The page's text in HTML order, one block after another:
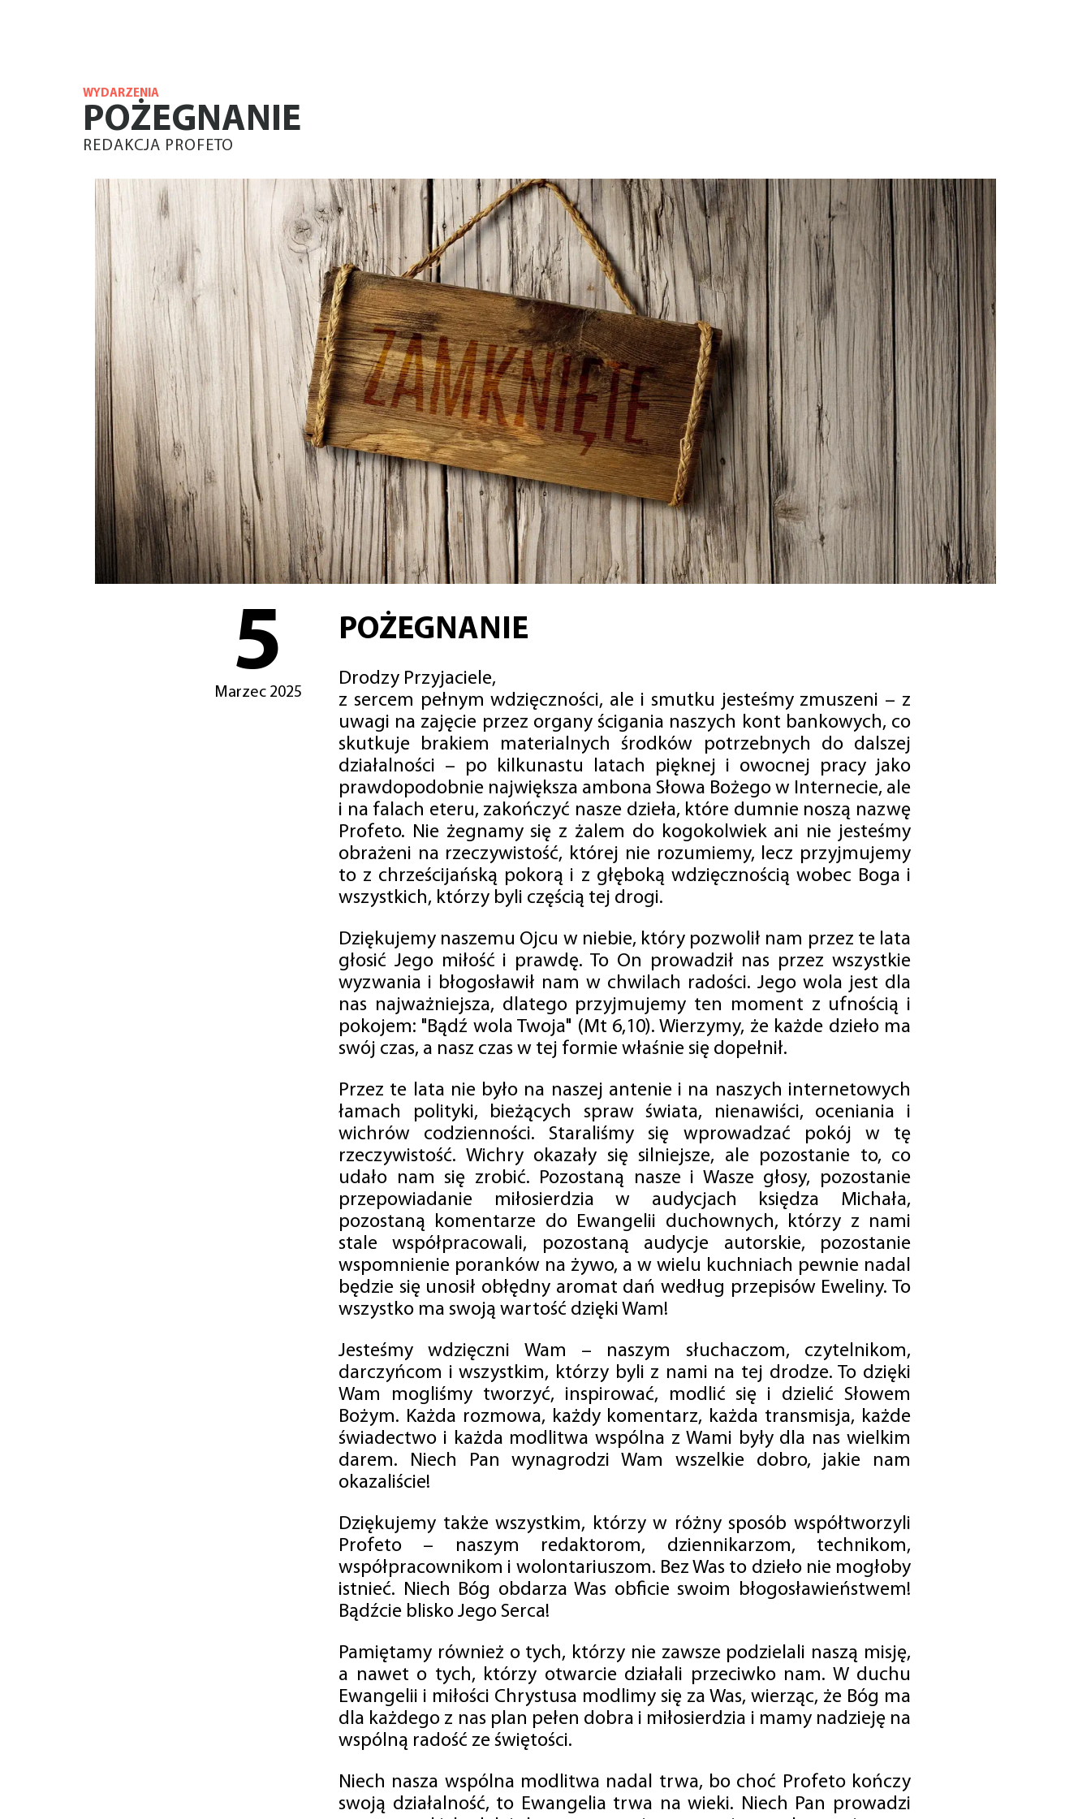
WYDARZENIA
POŻEGNANIE
REDAKCJA PROFETO
5
Marzec 2025
POŻEGNANIE
Drodzy Przyjaciele,
z sercem pełnym wdzięczności, ale i smutku jesteśmy zmuszeni – z
uwagi na zajęcie przez organy ścigania naszych kont bankowych, co
skutkuje brakiem materialnych środków potrzebnych do dalszej
działalności – po kilkunastu latach pięknej i owocnej pracy jako
prawdopodobnie największa ambona Słowa Bożego w Internecie, ale
i na falach eteru, zakończyć nasze dzieła, które dumnie noszą nazwę
Profeto. Nie żegnamy się z żalem do kogokolwiek ani nie jesteśmy
obrażeni na rzeczywistość, której nie rozumiemy, lecz przyjmujemy
to z chrześcijańską pokorą i z głęboką wdzięcznością wobec Boga i
wszystkich, którzy byli częścią tej drogi.
Dziękujemy naszemu Ojcu w niebie, który pozwolił nam przez te lata
głosić Jego miłość i prawdę. To On prowadził nas przez wszystkie
wyzwania i błogosławił nam w chwilach radości. Jego wola jest dla
nas najważniejsza, dlatego przyjmujemy ten moment z ufnością i
pokojem: "Bądź wola Twoja" (Mt 6,10). Wierzymy, że każde dzieło ma
swój czas, a nasz czas w tej formie właśnie się dopełnił.
Przez te lata nie było na naszej antenie i na naszych internetowych
łamach polityki, bieżących spraw świata, nienawiści, oceniania i
wichrów codzienności. Staraliśmy się wprowadzać pokój w tę
rzeczywistość. Wichry okazały się silniejsze, ale pozostanie to, co
udało nam się zrobić. Pozostaną nasze i Wasze głosy, pozostanie
przepowiadanie miłosierdzia w audycjach księdza Michała,
pozostaną komentarze do Ewangelii duchownych, którzy z nami
stale współpracowali, pozostaną audycje autorskie, pozostanie
wspomnienie poranków na żywo, a w wielu kuchniach pewnie nadal
będzie się unosił obłędny aromat dań według przepisów Eweliny. To
wszystko ma swoją wartość dzięki Wam!
Jesteśmy wdzięczni Wam – naszym słuchaczom, czytelnikom,
darczyńcom i wszystkim, którzy byli z nami na tej drodze. To dzięki
Wam mogliśmy tworzyć, inspirować, modlić się i dzielić Słowem
Bożym. Każda rozmowa, każdy komentarz, każda transmisja, każde
świadectwo i każda modlitwa wspólna z Wami były dla nas wielkim
darem. Niech Pan wynagrodzi Wam wszelkie dobro, jakie nam
okazaliście!
Dziękujemy także wszystkim, którzy w różny sposób współtworzyli
Profeto – naszym redaktorom, dziennikarzom, technikom,
współpracownikom i wolontariuszom. Bez Was to dzieło nie mogłoby
istnieć. Niech Bóg obdarza Was obficie swoim błogosławieństwem!
Bądźcie blisko Jego Serca!
Pamiętamy również o tych, którzy nie zawsze podzielali naszą misję,
a nawet o tych, którzy otwarcie działali przeciwko nam. W duchu
Ewangelii i miłości Chrystusa modlimy się za Was, wierząc, że Bóg ma
dla każdego z nas plan pełen dobra i miłosierdzia i mamy nadzieję na
wspólną radość ze świętości.
Niech nasza wspólna modlitwa nadal trwa, bo choć Profeto kończy
swoją działalność, to Ewangelia trwa na wieki. Niech Pan prowadzi